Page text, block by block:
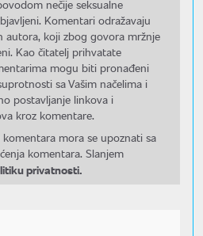
nečije seksualne
Komentari odražavaju
autora, koji zbog govora mržnje
Kao čitatelj prihvatate
mogu biti pronađeni
sa Vašim načelima i
postavljanje linkova i
kroz komentare.
mora se upoznati sa
komentara. Slanjem
privatnosti.